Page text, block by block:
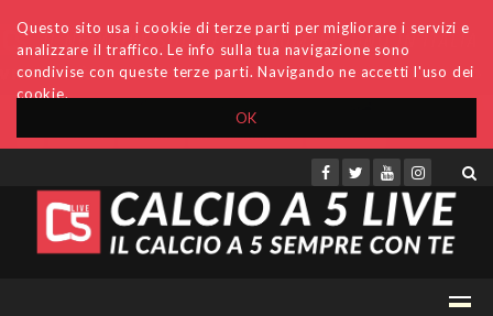
OK
Questo sito usa i cookie di terze parti per migliorare i servizi e
analizzare il traffico. Le info sulla tua navigazione sono
condivise con queste terze parti. Navigando ne accetti l'uso dei
cookie.
Accedi Archivio Invio comunicati Redazione